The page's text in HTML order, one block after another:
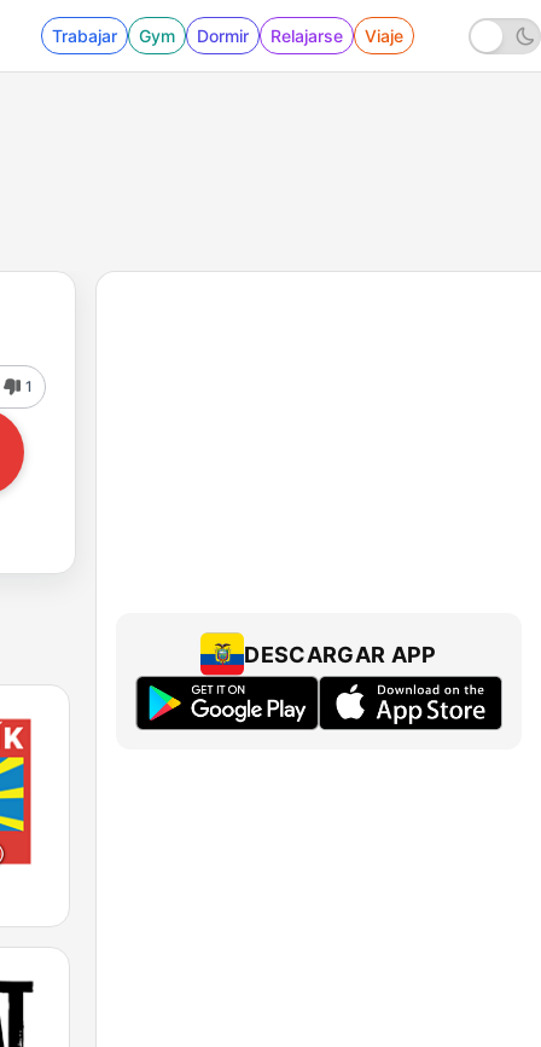
Trabajar Gym Dormir Relajarse Viaje
1
DESCARGAR APP